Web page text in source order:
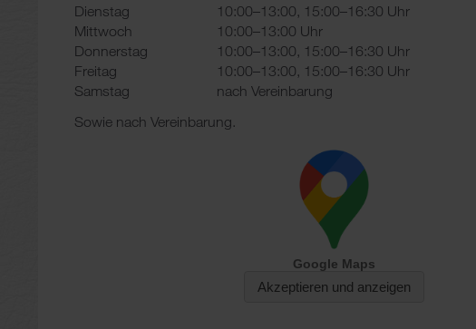
Dienstag
10:00–13:00, 15:00–16:30 Uhr
Mittwoch
10:00–13:00 Uhr
Donnerstag
10:00–13:00, 15:00–16:30 Uhr
Freitag
10:00–13:00, 15:00–16:30 Uhr
Samstag
nach Vereinbarung
Sowie nach Vereinbarung.